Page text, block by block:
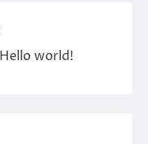
Hello world!